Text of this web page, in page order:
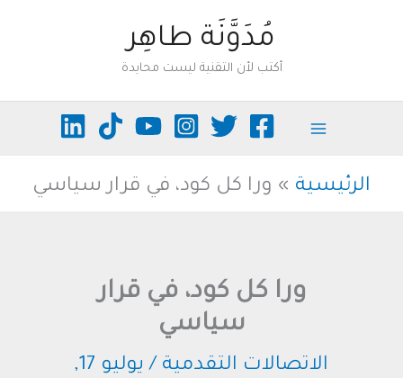
المحتوى
مُدَوَّنَة طاهِر
أكتب لأن التقنية ليست محايدة
الرئيسية ورا كل كود، في قرار سياسي
ورا كل كود، في قرار
سياسي
الاتصالات التقدمية /
يوليو 17,